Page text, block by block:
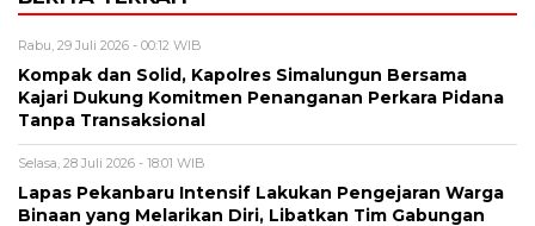
Rabu, 29 Juli 2026 - 00:12 WIB
Kompak dan Solid, Kapolres Simalungun Bersama
Kajari Dukung Komitmen Penanganan Perkara Pidana
Tanpa Transaksional
Selasa, 28 Juli 2026 - 18:01 WIB
Lapas Pekanbaru Intensif Lakukan Pengejaran Warga
Binaan yang Melarikan Diri, Libatkan Tim Gabungan